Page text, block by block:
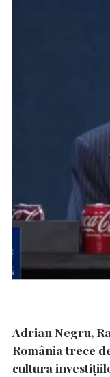
Adrian Negru,
România trece
cultura